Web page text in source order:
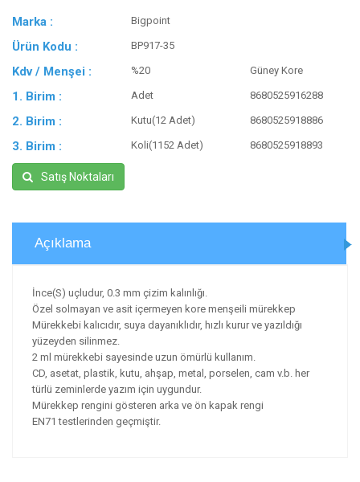
Marka : Bigpoint
Ürün Kodu : BP917-35
Kdv / Menşei : %20 Güney Kore
1. Birim : Adet 8680525916288
2. Birim : Kutu(12 Adet) 8680525918886
3. Birim : Koli(1152 Adet) 8680525918893
Satış Noktaları
Açıklama
İnce(S) uçludur, 0.3 mm çizim kalınlığı.
Özel solmayan ve asit içermeyen kore menşeili mürekkep
Mürekkebi kalıcıdır, suya dayanıklıdır, hızlı kurur ve yazıldığı
yüzeyden silinmez.
2 ml mürekkebi sayesinde uzun ömürlü kullanım.
CD, asetat, plastik, kutu, ahşap, metal, porselen, cam v.b. her
türlü zeminlerde yazım için uygundur.
Mürekkep rengini gösteren arka ve ön kapak rengi
EN71 testlerinden geçmiştir.